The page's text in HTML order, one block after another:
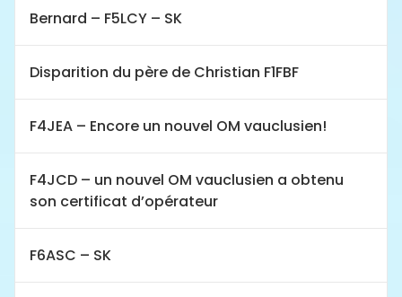
Bernard – F5LCY – SK
Disparition du père de Christian F1FBF
F4JEA – Encore un nouvel OM vauclusien!
F4JCD – un nouvel OM vauclusien a obtenu
son certificat d’opérateur
F6ASC – SK